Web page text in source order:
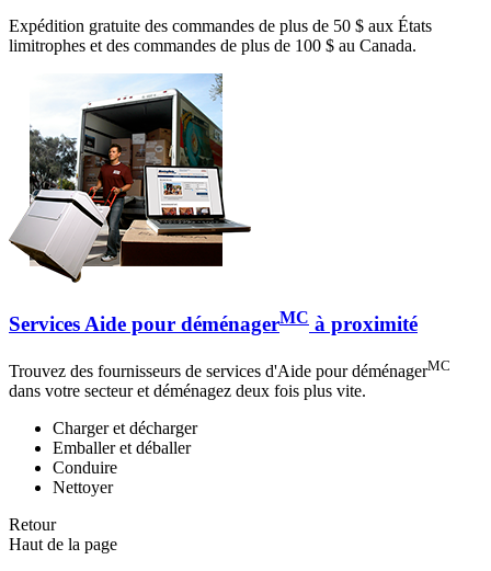
Expédition gratuite des commandes de plus de 50 $ aux États
limitrophes et des commandes de plus de 100 $ au Canada.
Services Aide pour déménagerMC à proximité
Trouvez des fournisseurs de services d'Aide pour déménagerMC
dans votre secteur et déménagez deux fois plus vite.
Charger et décharger
Emballer et déballer
Conduire
Nettoyer
Retour
Haut de la page